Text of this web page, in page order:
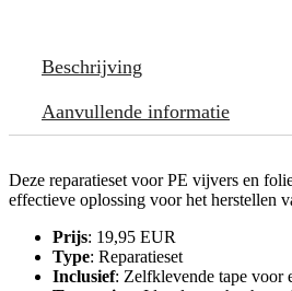
Beschrijving
Aanvullende informatie
Deze reparatieset voor PE vijvers en
effectieve oplossing voor het herstellen
Prijs: 19,95 EUR
Type: Reparatieset
Inclusief: Zelfklevende tape voor